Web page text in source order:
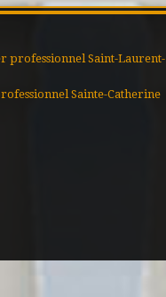
professionnel Saint-Laurent-
Sainte-Catherine